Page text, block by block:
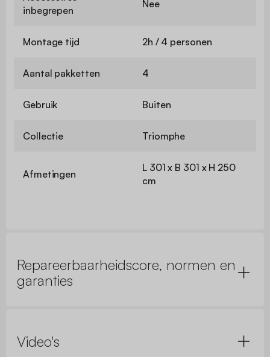
inbegrepen
Nee
Montage tijd 2h / 4 personen
Aantal pakketten 4
Gebruik Buiten
Collectie Triomphe
Afmetingen
L 301 x B 301 x H 250
cm
Repareerbaarheidscore, normen en
garanties
Video's